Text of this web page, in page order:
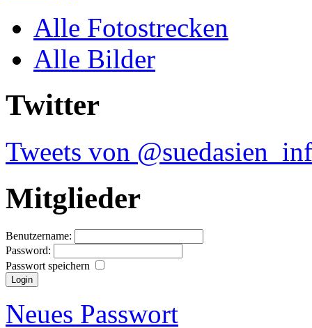
Alle Fotostrecken
Alle Bilder
Twitter
Tweets von
Mitglieder
Benutzername:
Password:
Passwort speichern
Neues Passwort